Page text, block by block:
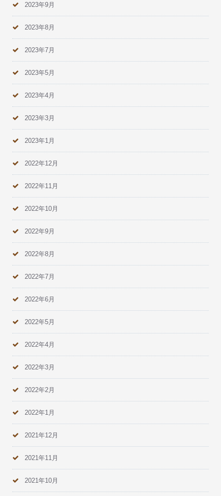
2023年9月
2023年8月
2023年7月
2023年5月
2023年4月
2023年3月
2023年1月
2022年12月
2022年11月
2022年10月
2022年9月
2022年8月
2022年7月
2022年6月
2022年5月
2022年4月
2022年3月
2022年2月
2022年1月
2021年12月
2021年11月
2021年10月